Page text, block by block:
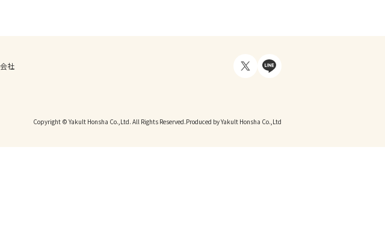
社
Copyright © Yakult Honsha Co.,Ltd. All Rights Reserved.Produced by Yakult Honsha Co.,Ltd